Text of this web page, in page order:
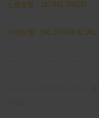
신한은행 : 110 081 266338
우리은행 : 590 257074 02 001